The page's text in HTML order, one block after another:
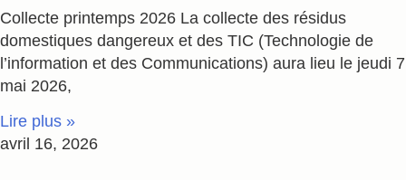
Collecte printemps 2026 La collecte des résidus
domestiques dangereux et des TIC (Technologie de
l’information et des Communications) aura lieu le jeudi 7
mai 2026,
Lire plus »
avril 16, 2026